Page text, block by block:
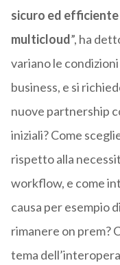
sicuro ed
multicloud”, ha
variano le
business, e si
nuove partnership
iniziali? Come
rispetto alla
workflow, e come
causa per esempio
rimanere on prem?
tema